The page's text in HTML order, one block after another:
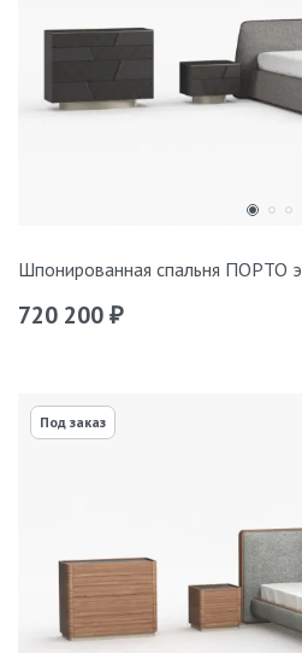
Шпонированная спальня ПОРТО
720 200 ₽
Под заказ